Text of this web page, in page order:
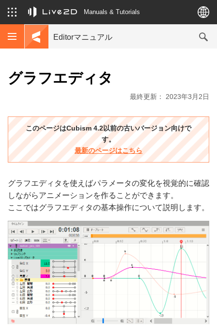
Manuals & Tutorials
Editorマニュアル
グラフエディタ
最終更新： 2023年3月2日
このページはCubism 4.2以前の古いバージョン向けで
す。
最新のページはこちら
グラフエディタを使えばパラメータの変化を視覚的に確認
しながらアニメーションを作ることができます。
ここではグラフエディタの基本操作について説明します。